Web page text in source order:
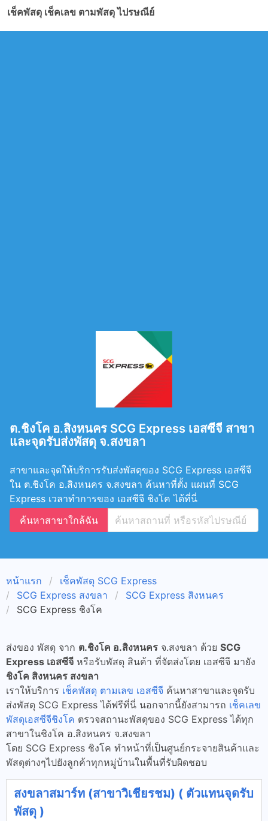
เช็คพัสดุ เช็คเลข ตามพัสดุ ไปรษณีย์
ต.ชิงโค อ.สิงหนคร SCG Express เอสซีจี สาขา
และจุดรับส่งพัสดุ จ.สงขลา
สาขาและจุดให้บริการรับส่งพัสดุของ SCG Express เอสซีจี
ใน ต.ชิงโค อ.สิงหนคร จ.สงขลา ค้นหาที่ตั้ง แผนที่ SCG
Express เวลาทำการของ เอสซีจี ชิงโค ได้ที่นี่
ค้นหาสาขาใกล้ฉัน
หน้าแรก
เช็คพัสดุ SCG Express
SCG Express สงขลา
SCG Express สิงหนคร
SCG Express ชิงโค
ส่งของ พัสดุ จาก ต.ชิงโค อ.สิงหนคร จ.สงขลา ด้วย SCG
Express เอสซีจี หรือรับพัสดุ สินค้า ที่จัดส่งโดย เอสซีจี มายัง
ชิงโค สิงหนคร สงขลา
เราให้บริการ เช็คพัสดุ ตามเลข เอสซีจี ค้นหาสาขาและจุดรับ
ส่งพัสดุ SCG Express ได้ฟรีที่นี่ นอกจากนี้ยังสามารถ เช็คเลข
พัสดุเอสซีจีชิงโค ตรวจสถานะพัสดุของ SCG Express ได้ทุก
สาขาในชิงโค อ.สิงหนคร จ.สงขลา
โดย SCG Express ชิงโค ทำหน้าที่เป็นศูนย์กระจายสินค้าและ
พัสดุต่างๆไปยังลูกค้าทุกหมู่บ้านในพื้นที่รับผิดชอบ
สงขลาสมาร์ท (สาขาวิเชียรชม) ( ตัวแทนจุดรับ
พัสดุ )